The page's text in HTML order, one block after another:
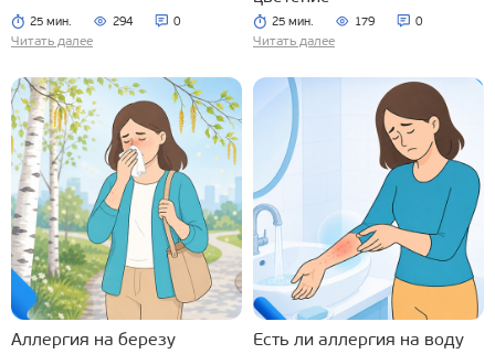
25 мин. 294 0
Читать далее
25 мин. 179 0
Читать далее
Аллергия на березу Есть ли аллергия на воду